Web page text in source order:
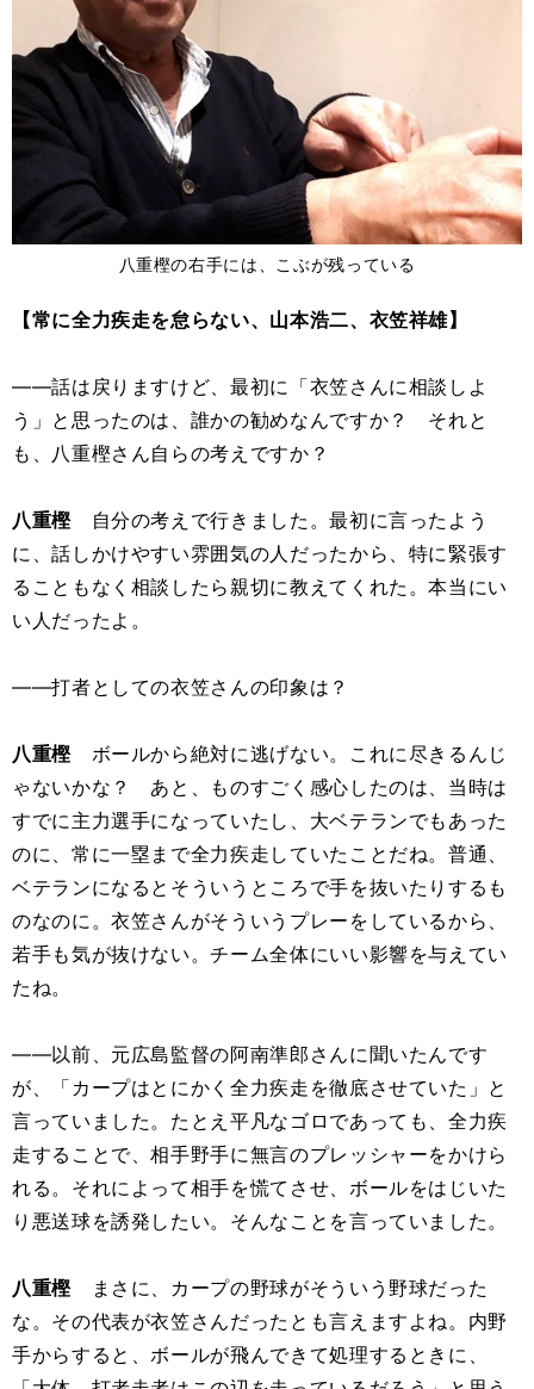
八重樫の右手には、こぶが残っている
【常に全力疾走を怠らない、山本浩二、衣笠祥雄】
――話は戻りますけど、最初に「衣笠さんに相談しよ
う」と思ったのは、誰かの勧めなんですか？ それと
も、八重樫さん自らの考えですか？
八重樫自分の考えで行きました。最初に言ったよう
に、話しかけやすい雰囲気の人だったから、特に緊張す
ることもなく相談したら親切に教えてくれた。本当にい
い人だったよ。
――打者としての衣笠さんの印象は？
八重樫ボールから絶対に逃げない。これに尽きるんじ
ゃないかな？ あと、ものすごく感心したのは、当時は
すでに主力選手になっていたし、大ベテランでもあった
のに、常に一塁まで全力疾走していたことだね。普通、
ベテランになるとそういうところで手を抜いたりするも
のなのに。衣笠さんがそういうプレーをしているから、
若手も気が抜けない。チーム全体にいい影響を与えてい
たね。
――以前、元広島監督の阿南準郎さんに聞いたんです
が、「カープはとにかく全力疾走を徹底させていた」と
言っていました。たとえ平凡なゴロであっても、全力疾
走することで、相手野手に無言のプレッシャーをかけら
れる。それによって相手を慌てさせ、ボールをはじいた
り悪送球を誘発したい。そんなことを言っていました。
八重樫まさに、カープの野球がそういう野球だった
な。その代表が衣笠さんだったとも言えますよね。内野
手からすると、ボールが飛んできて処理するときに、